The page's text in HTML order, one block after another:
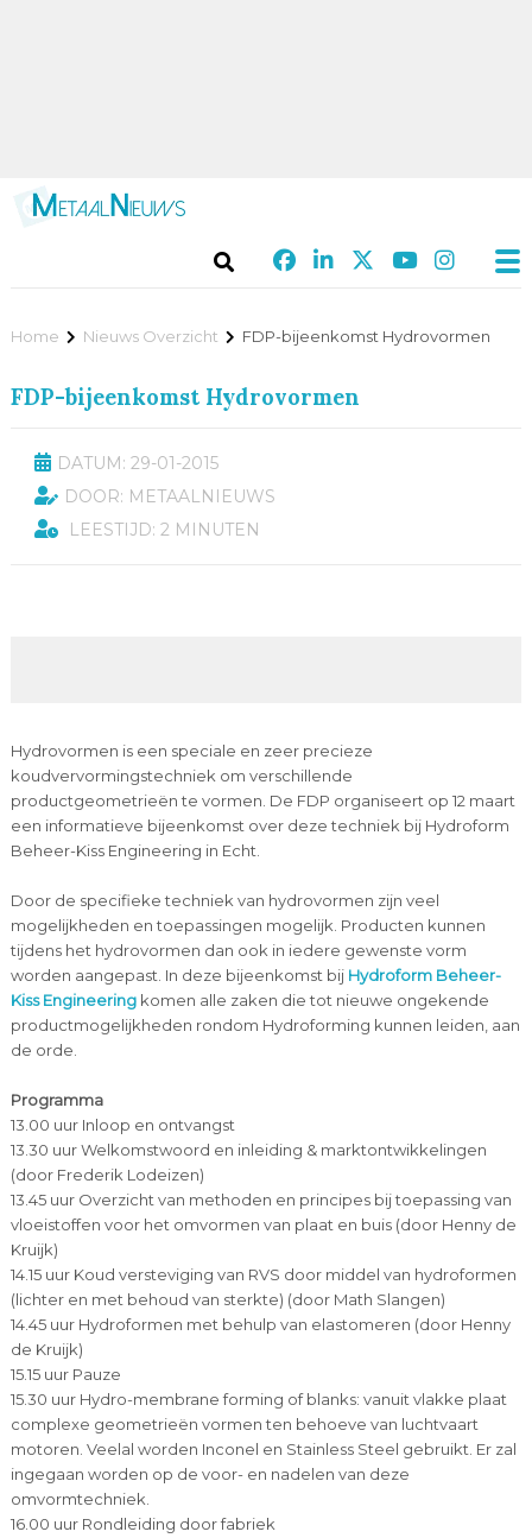
Home Nieuws Overzicht FDP-bijeenkomst Hydrovormen
FDP-bijeenkomst Hydrovormen
DATUM: 29-01-2015
DOOR: METAALNIEUWS
LEESTIJD: 2 MINUTEN
Hydrovormen is een speciale en zeer precieze
koudvervormingstechniek om verschillende
productgeometrieën te vormen. De FDP organiseert op 12 maart
een informatieve bijeenkomst over deze techniek bij Hydroform
Beheer-Kiss Engineering in Echt.
Door de specifieke techniek van hydrovormen zijn veel
mogelijkheden en toepassingen mogelijk. Producten kunnen
tijdens het hydrovormen dan ook in iedere gewenste vorm
worden aangepast. In deze bijeenkomst bij Hydroform Beheer-
Kiss Engineeringkomen alle zaken die tot nieuwe ongekende
productmogelijkheden rondom Hydroforming kunnen leiden, aan
de orde.
Programma
13.00 uur Inloop en ontvangst
13.30 uur Welkomstwoord en inleiding & marktontwikkelingen
(door Frederik Lodeizen)
13.45 uur Overzicht van methoden en principes bij toepassing van
vloeistoffen voor het omvormen van plaat en buis (door Henny de
Kruijk)
14.15 uur Koud versteviging van RVS door middel van hydroformen
(lichter en met behoud van sterkte) (door Math Slangen)
14.45 uur Hydroformen met behulp van elastomeren (door Henny
de Kruijk)
15.15 uur Pauze
15.30 uur Hydro-membrane forming of blanks: vanuit vlakke plaat
complexe geometrieën vormen ten behoeve van luchtvaart
motoren. Veelal worden Inconel en Stainless Steel gebruikt. Er zal
ingegaan worden op de voor- en nadelen van deze
omvormtechniek.
16.00 uur Rondleiding door fabriek